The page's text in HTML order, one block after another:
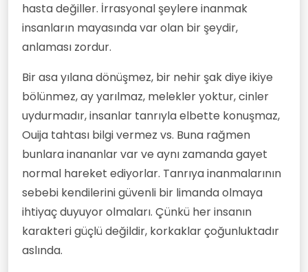
hasta değiller. İrrasyonal şeylere inanmak
insanların mayasında var olan bir şeydir,
anlaması zordur.
Bir asa yılana dönüşmez, bir nehir şak diye ikiye
bölünmez, ay yarılmaz, melekler yoktur, cinler
uydurmadır, insanlar tanrıyla elbette konuşmaz,
Ouija tahtası bilgi vermez vs. Buna rağmen
bunlara inananlar var ve aynı zamanda gayet
normal hareket ediyorlar. Tanrıya inanmalarının
sebebi kendilerini güvenli bir limanda olmaya
ihtiyaç duyuyor olmaları. Çünkü her insanın
karakteri güçlü değildir, korkaklar çoğunluktadır
aslında.